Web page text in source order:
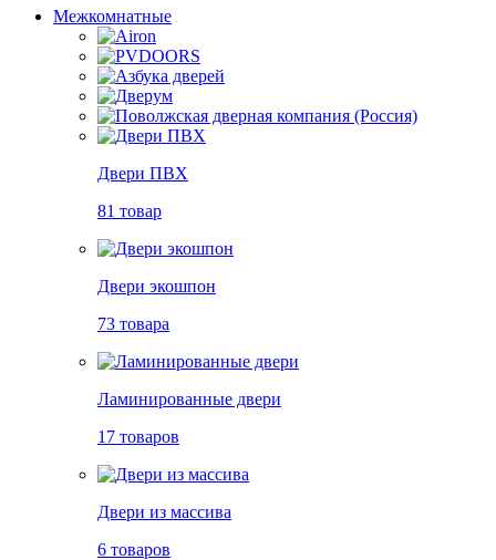
Межкомнатные
Двери ПВХ
81 товар
Двери экошпон
73 товара
Ламинированные двери
17 товаров
Двери из массива
6 товаров